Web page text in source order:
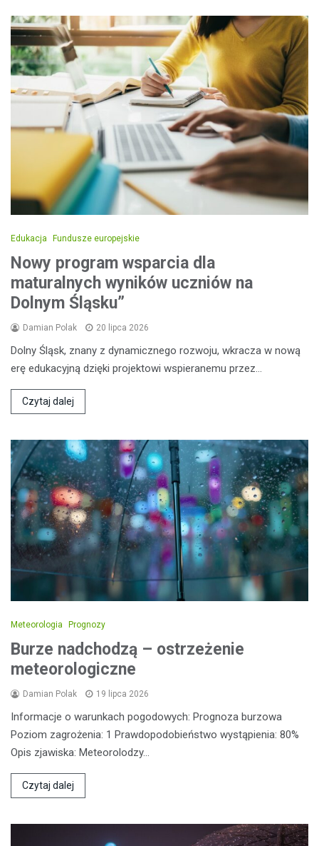
Edukacja Fundusze europejskie
Nowy program wsparcia dla
maturalnych wyników uczniów na
Dolnym Śląsku”
Damian Polak 20 lipca 2026
Dolny Śląsk, znany z dynamicznego rozwoju, wkracza w nową
erę edukacyjną dzięki projektowi wspieranemu przez…
Czytaj dalej
Meteorologia Prognozy
Burze nadchodzą – ostrzeżenie
meteorologiczne
Damian Polak 19 lipca 2026
Informacje o warunkach pogodowych: Prognoza burzowa
Poziom zagrożenia: 1 Prawdopodobieństwo wystąpienia: 80%
Opis zjawiska: Meteorolodzy…
Czytaj dalej